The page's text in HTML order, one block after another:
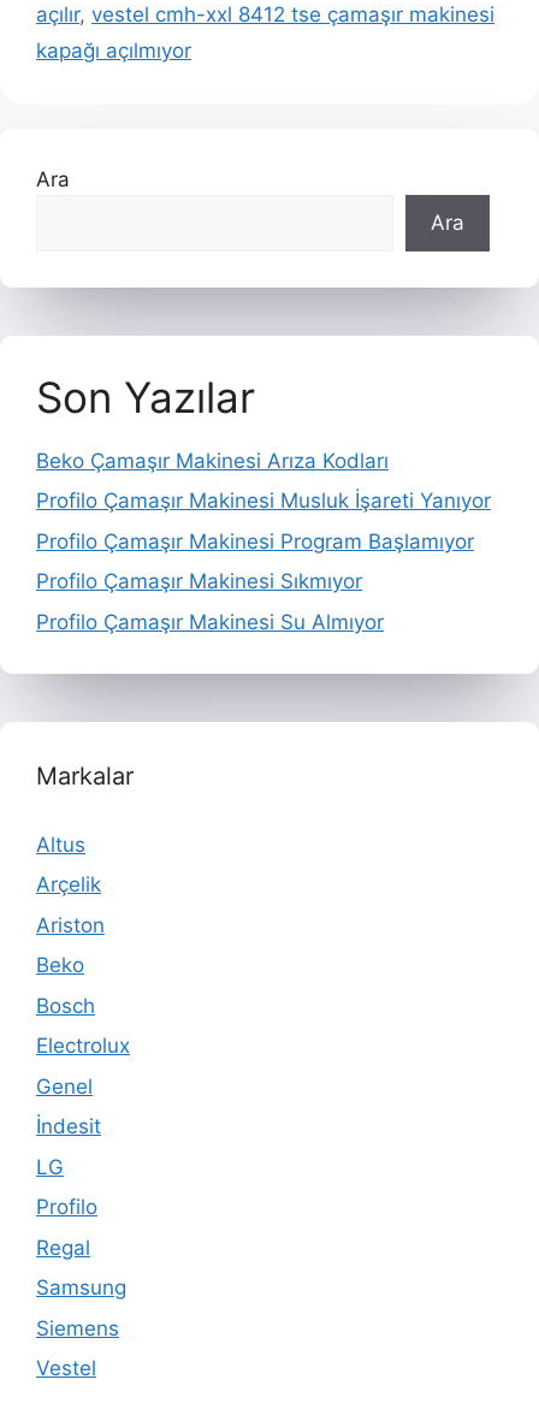
açılır, vestel cmh-xxl 8412 tse çamaşır makinesi
kapağı açılmıyor
Ara
Ara
Son Yazılar
Beko Çamaşır Makinesi Arıza Kodları
Profilo Çamaşır Makinesi Musluk İşareti Yanıyor
Profilo Çamaşır Makinesi Program Başlamıyor
Profilo Çamaşır Makinesi Sıkmıyor
Profilo Çamaşır Makinesi Su Almıyor
Markalar
Altus
Arçelik
Ariston
Beko
Bosch
Electrolux
Genel
İndesit
LG
Profilo
Regal
Samsung
Siemens
Vestel